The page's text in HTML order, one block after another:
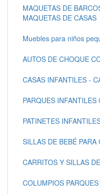
MAQUETAS DE
MAQUETAS DE CASAS
Muebles para niños
AUTOS DE CHOQUE
CASAS INFANTILES -
PARQUES
PATINETES
SILLAS DE BEBÉ PARA
CARRITOS Y SILLAS
COLUMPIOS